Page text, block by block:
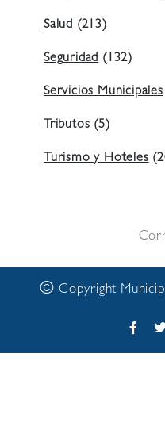
Salud (213)
Seguridad (132)
Servicios Municipales
Tributos (5)
Turismo y Hoteles
© Copyright